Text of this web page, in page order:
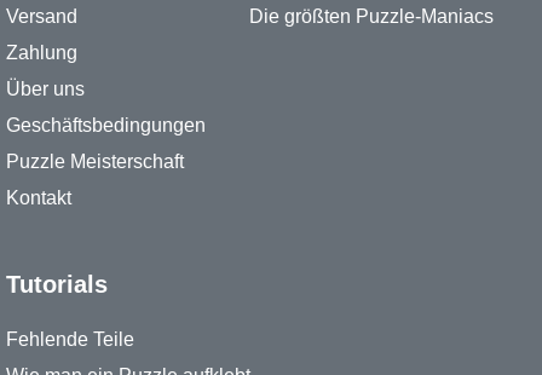
Versand
Zahlung
Über uns
Geschäftsbedingungen
Puzzle Meisterschaft
Kontakt
Die größten Puzzle-Maniacs
Tutorials
Fehlende Teile